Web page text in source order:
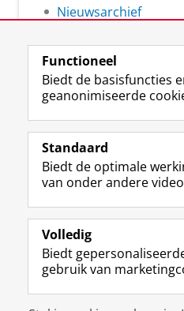
Nieuwsarchief
Volg de RUG
Studiekiezers
Alumni
Over ons
Disclaimer & Copyright
Functioneel
Biedt de basisfuncties
geanonimiseerde
Standaard
Biedt de optimale
van onder andere
Volledig
Biedt
gebruik van